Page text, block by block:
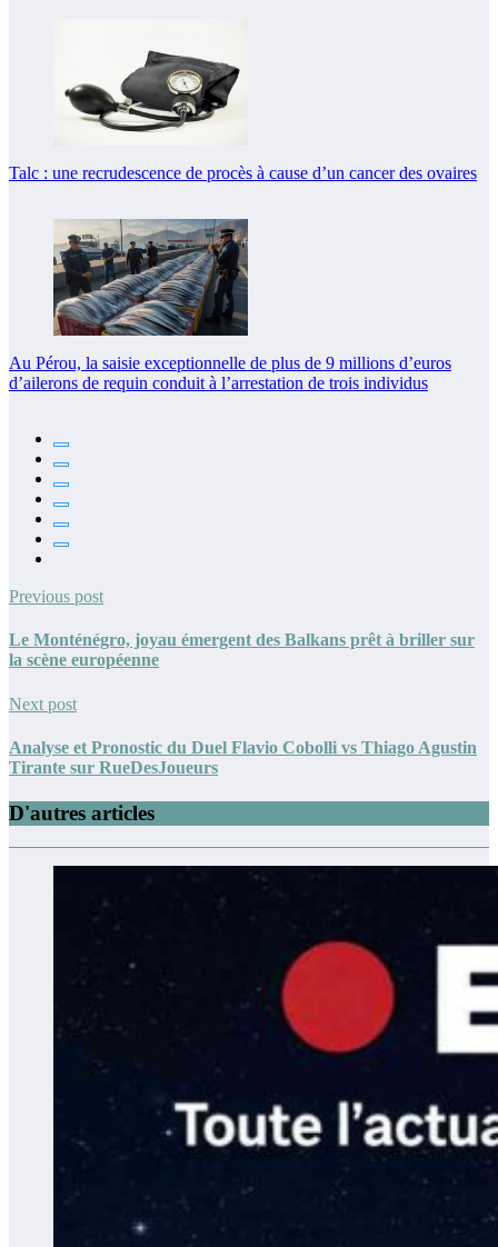
Talc : une recrudescence de procès à cause d’un cancer des ovaires
Au Pérou, la saisie exceptionnelle de plus de 9 millions d’euros
d’ailerons de requin conduit à l’arrestation de trois individus
Previous post
Le Monténégro, joyau émergent des Balkans prêt à briller sur
la scène européenne
Next post
Analyse et Pronostic du Duel Flavio Cobolli vs Thiago Agustin
Tirante sur RueDesJoueurs
D'autres articles